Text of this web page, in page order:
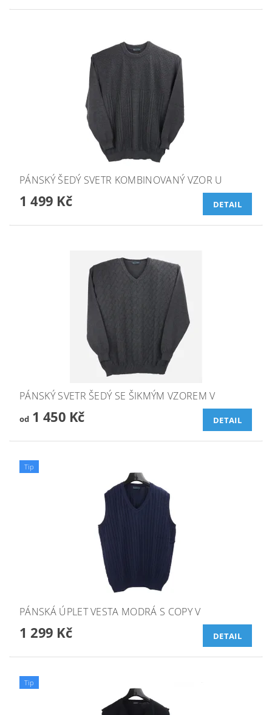
PÁNSKÝ ŠEDÝ SVETR KOMBINOVANÝ VZOR U
1 499 Kč DETAIL
PÁNSKÝ SVETR ŠEDÝ SE ŠIKMÝM VZOREM V
od1 450 Kč DETAIL
Tip
PÁNSKÁ ÚPLET VESTA MODRÁ S COPY V
1 299 Kč DETAIL
Tip